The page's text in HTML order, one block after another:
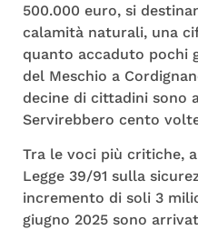
500.000 euro, si
calamità naturali, una
quanto accaduto pochi
del Meschio a
decine di cittadini sono
Servirebbero cento
Tra le voci più critiche,
Legge 39/91 sulla
incremento di soli 3
giugno 2025 sono